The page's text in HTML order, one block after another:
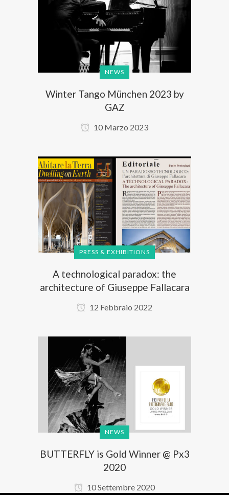
NEWS
Winter Tango München 2023 by
GAZ
10 Marzo 2023
PRESS & EXHIBITIONS
A technological paradox: the
architecture of Giuseppe Fallacara
12 Febbraio 2022
NEWS
BUTTERFLY is Gold Winner @ Px3
2020
10 Settembre 2020